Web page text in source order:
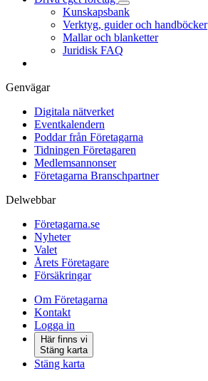
Kunskapsbank
Verktyg, guider och handböcker
Mallar och blanketter
Juridisk FAQ
Genvägar
Digitala nätverket
Eventkalendern
Poddar från Företagarna
Tidningen Företagaren
Medlemsannonser
Företagarna Branschpartner
Delwebbar
Företagarna.se
Nyheter
Valet
Årets Företagare
Försäkringar
Om Företagarna
Kontakt
Logga in
Här finns vi
Stäng karta
Stäng karta